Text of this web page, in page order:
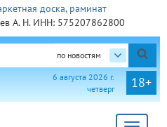
А. Н. ИНН: 575207862800
по новостям
18+
6 августа 2026 г.
четверг